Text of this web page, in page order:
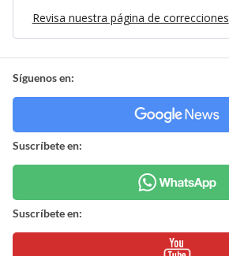
Revisa nuestra página de correcciones
Síguenos en:
Suscríbete en:
Suscríbete en: